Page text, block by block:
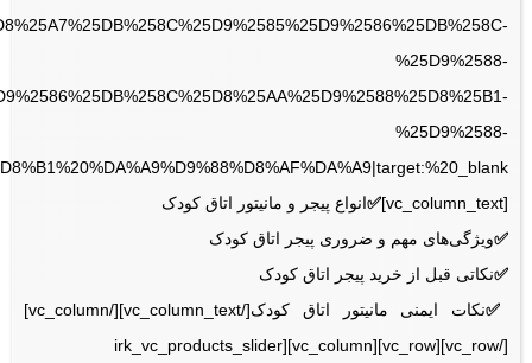
%25D9%2588-
%25D9%2588-
[vc_column_text]
✅انواع پیجر و مانیتور اتاق کودک
✅ویژگی‌های مهم و ضروری پیجر اتاق کودک
✅نکاتی قبل از خرید پیجر اتاق کودک
✅
نکات ایمنی مانیتور اتاق کودک[/vc_column_text][/vc_column]
[/vc_row][vc_row][vc_column][irk_vc_products_slider